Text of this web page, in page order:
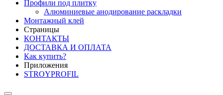
Профили под плитку
Алюминиевые анодирование раскладки
Монтажный клей
Страницы
КОНТАКТЫ
ДОСТАВКА И ОПЛАТА
Как купить?
Приложения
STROYPROFIL